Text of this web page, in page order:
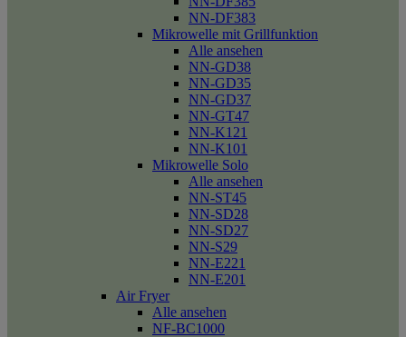
NN-DF383
Mikrowelle mit Grillfunktion
Alle ansehen
NN-GD38
NN-GD35
NN-GD37
NN-GT47
NN-K121
NN-K101
Mikrowelle Solo
Alle ansehen
NN-ST45
NN-SD28
NN-SD27
NN-S29
NN-E221
NN-E201
Air Fryer
Alle ansehen
NF-BC1000